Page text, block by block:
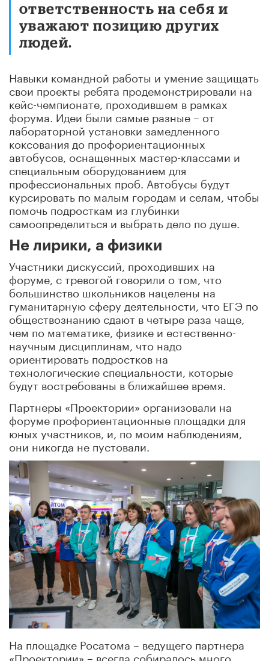
ответственность на себя и
уважают позицию других
людей.
Навыки командной работы и умение защищать
свои проекты ребята продемонстрировали на
кейс-чемпионате, проходившем в рамках
форума. Идеи были самые разные – от
лабораторной установки замедленного
коксования до профориентационных
автобусов, оснащенных мастер-классами и
специальным оборудованием для
профессиональных проб. Автобусы будут
курсировать по малым городам и селам, чтобы
помочь подросткам из глубинки
самоопределиться и выбрать дело по душе.
Не лирики, а физики
Участники дискуссий, проходивших на
форуме, с тревогой говорили о том, что
большинство школьников нацелены на
гуманитарную сферу деятельности, что ЕГЭ по
обществознанию сдают в четыре раза чаще,
чем по математике, физике и естественно-
научным дисциплинам, что надо
ориентировать подростков на
технологические специальности, которые
будут востребованы в ближайшее время.
Партнеры «Проектории» организовали на
форуме профориентационные площадки для
юных участников, и, по моим наблюдениям,
они никогда не пустовали.
На площадке Росатома – ведущего партнера
«Проектории» – всегда собиралось много